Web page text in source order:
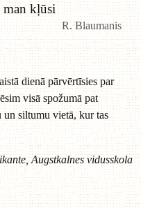
man kļūsi
R. Blaumanis
dienā pārvērtīsies par
visā spožumā pat
un siltumu vietā, kur tas
Augstkalnes vidusskola